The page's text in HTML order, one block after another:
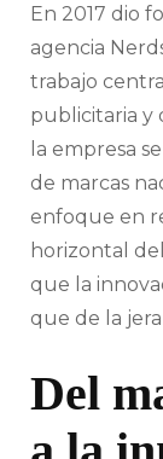
En 2017 dio
agencia
trabajo
publicitaria y
la empresa
de marcas
enfoque en
horizontal
que la
que de la
Del